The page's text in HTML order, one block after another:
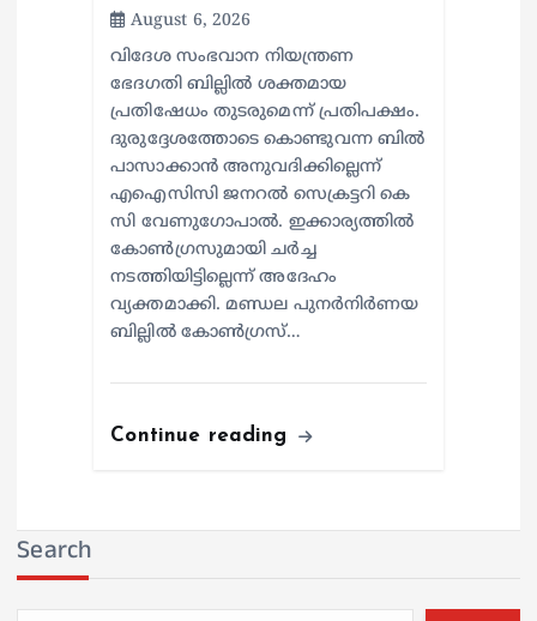
August 6, 2026
വിദേശ സംഭവാന നിയന്ത്രണ
ഭേദഗതി ബില്ലിൽ ശക്തമായ
പ്രതിഷേധം തുടരുമെന്ന് പ്രതിപക്ഷം.
ദുരുദ്ദേശത്തോടെ കൊണ്ടുവന്ന ബിൽ
പാസാക്കാൻ അനുവദിക്കില്ലെന്ന്
എഐസിസി ജനറൽ സെക്രട്ടറി കെ
സി വേണുഗോപാൽ. ഇക്കാര്യത്തിൽ
കോൺഗ്രസുമായി ചർച്ച
നടത്തിയിട്ടില്ലെന്ന് അദേഹം
വ്യക്തമാക്കി. മണ്ഡല പുനർനിർണയ
ബില്ലിൽ കോൺഗ്രസ്…
Continue reading
Search